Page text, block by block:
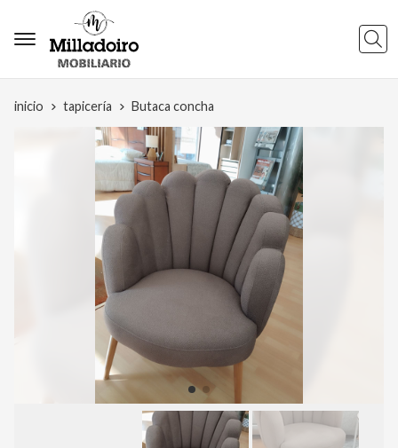
inicio tapicería Butaca concha